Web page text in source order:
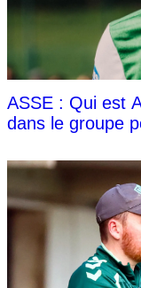
ASSE : Qui est
dans le groupe